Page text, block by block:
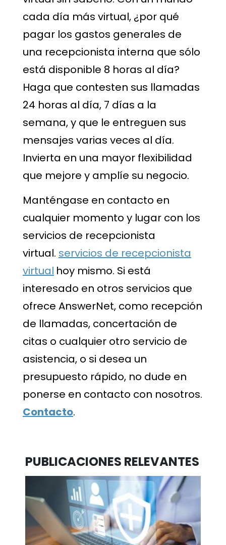
cada día más virtual, ¿por qué
pagar los gastos generales de
una recepcionista interna que sólo
está disponible 8 horas al día?
Haga que contesten sus llamadas
24 horas al día, 7 días a la
semana, y que le entreguen sus
mensajes varias veces al día.
Invierta en una mayor flexibilidad
que mejore y amplíe su negocio.
Manténgase en contacto en
cualquier momento y lugar con los
servicios de recepcionista
virtual. servicios de recepcionista
virtual hoy mismo. Si está
interesado en otros servicios que
ofrece AnswerNet, como recepción
de llamadas, concertación de
citas o cualquier otro servicio de
asistencia, o si desea un
presupuesto rápido, no dude en
ponerse en contacto con nosotros.
Contacto.
PUBLICACIONES RELEVANTES